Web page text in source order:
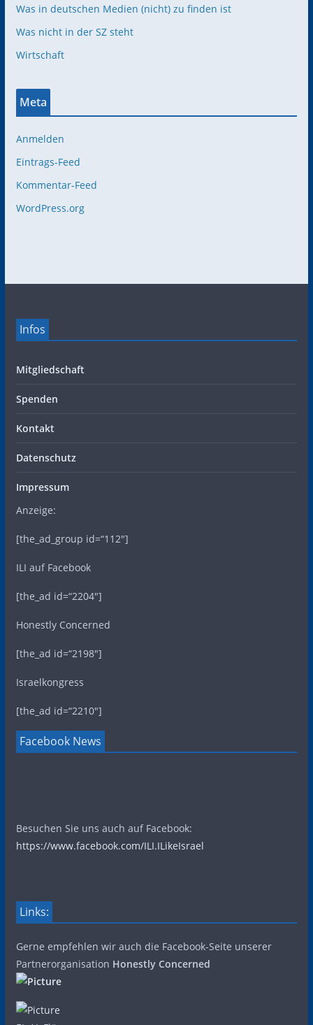
Was in deutschen Medien (nicht) zu finden ist
Was nicht in der SZ steht
Wirtschaft
Meta
Anmelden
Eintrags-Feed
Kommentar-Feed
WordPress.org
Infos
Mitgliedschaft
Spenden
Kontakt
Datenschutz
Impressum
Anzeige:
[the_ad_group id=“112″]
ILI auf Facebook
[the_ad id=“2204″]
Honestly Concerned
[the_ad id=“2198″]
Israelkongress
[the_ad id=“2210″]
Facebook News
Besuchen Sie uns auch auf Facebook:
https://www.facebook.com/ILI.ILikeIsrael
Links:
Gerne empfehlen wir auch die Facebook-Seite unserer
Partnerorganisation Honestly Concerned